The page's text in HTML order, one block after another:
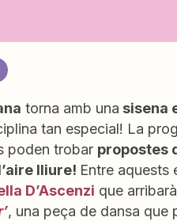
torna amb una sisena
tan especial! La
poden trobar propostes
lliure! Entre aquests
D’Ascenzi que
, una peça de dansa que